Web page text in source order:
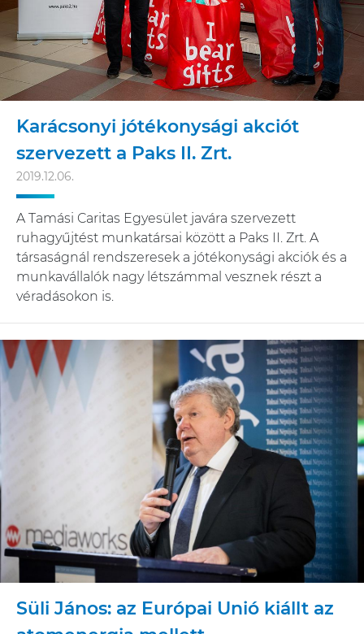
Karácsonyi jótékonysági akciót
szervezett a Paks II. Zrt.
2019.12.06.
A Tamási Caritas Egyesület javára szervezett
ruhagyűjtést munkatársai között a Paks II. Zrt. A
társaságnál rendszeresek a jótékonysági akciók és a
munkavállalók nagy létszámmal vesznek részt a
véradásokon is.
Süli János: az Európai Unió kiállt az